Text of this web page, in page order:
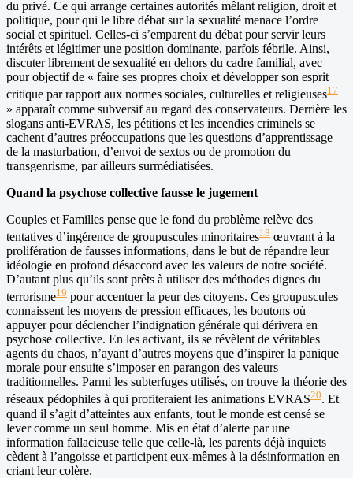
du privé. Ce qui arrange certaines autorités mêlant religion, droit et
politique, pour qui le libre débat sur la sexualité menace l’ordre
social et spirituel. Celles-ci s’emparent du débat pour servir leurs
intérêts et légitimer une position dominante, parfois fébrile. Ainsi,
discuter librement de sexualité en dehors du cadre familial, avec
pour objectif de « faire ses propres choix et développer son esprit
critique par rapport aux normes sociales, culturelles et religieuses17
» apparaît comme subversif au regard des conservateurs. Derrière les
slogans anti-EVRAS, les pétitions et les incendies criminels se
cachent d’autres préoccupations que les questions d’apprentissage
de la masturbation, d’envoi de sextos ou de promotion du
transgenrisme, par ailleurs surmédiatisées.
Quand la psychose collective fausse le jugement
Couples et Familles pense que le fond du problème relève des
tentatives d’ingérence de groupuscules minoritaires18 œuvrant à la
prolifération de fausses informations, dans le but de répandre leur
idéologie en profond désaccord avec les valeurs de notre société.
D’autant plus qu’ils sont prêts à utiliser des méthodes dignes du
terrorisme19 pour accentuer la peur des citoyens. Ces groupuscules
connaissent les moyens de pression efficaces, les boutons où
appuyer pour déclencher l’indignation générale qui dérivera en
psychose collective. En les activant, ils se révèlent de véritables
agents du chaos, n’ayant d’autres moyens que d’inspirer la panique
morale pour ensuite s’imposer en parangon des valeurs
traditionnelles. Parmi les subterfuges utilisés, on trouve la théorie des
réseaux pédophiles à qui profiteraient les animations EVRAS20. Et
quand il s’agit d’atteintes aux enfants, tout le monde est censé se
lever comme un seul homme. Mis en état d’alerte par une
information fallacieuse telle que celle-là, les parents déjà inquiets
cèdent à l’angoisse et participent eux-mêmes à la désinformation en
criant leur colère.